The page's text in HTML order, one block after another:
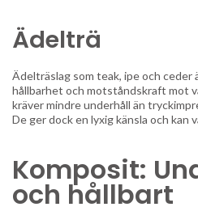
Ädelträ
Ädelträslag som teak, ipe och ceder
hållbarhet och motståndskraft mot
kräver mindre underhåll än
De ger dock en lyxig känsla och kan
Komposit:
och hållbart